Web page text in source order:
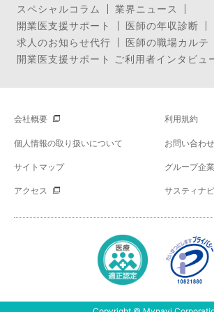
スペシャルコラム
業界ニュース
開業医支援サポート
医師の年収診断
求人のお知らせ代行
医師の職場カルテ
開業医支援サポート ご利用者インタビュ
会社概要 利用規約
個人情報の取り扱いについて お問い合わせ
サイトマップ グループ企業
アクセス サスティナ